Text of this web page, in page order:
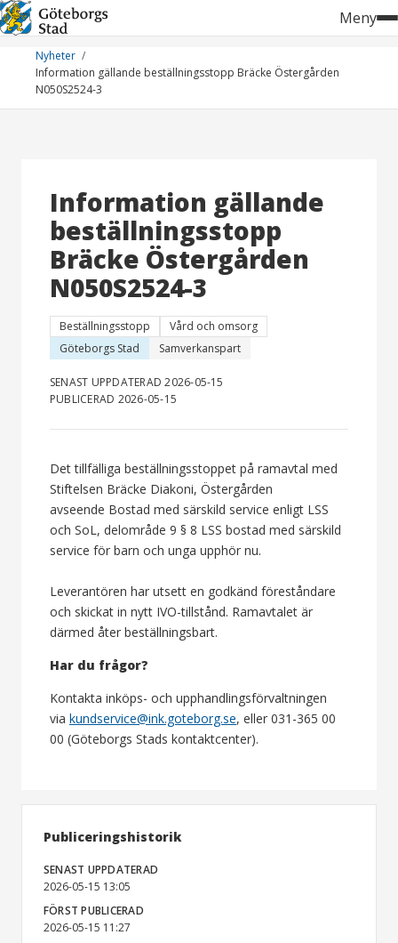
Hoppa
till
innehåll
Meny
Nyheter
Information gällande beställningsstopp Bräcke Östergården
N050S2524-3
Information gällande
beställningsstopp
Bräcke Östergården
N050S2524-3
Beställningsstopp
Vård och omsorg
Göteborgs Stad
Samverkanspart
SENAST UPPDATERAD 2026-05-15
PUBLICERAD 2026-05-15
Det tillfälliga beställningsstoppet på ramavtal med
Stiftelsen Bräcke Diakoni, Östergården
avseende Bostad med särskild service enligt LSS
och SoL, delområde 9 § 8 LSS bostad med särskild
service för barn och unga upphör nu.
Leverantören har utsett en godkänd föreståndare
och skickat in nytt IVO-tillstånd. Ramavtalet är
därmed åter beställningsbart.
Har du frågor?
Kontakta inköps- och upphandlingsförvaltningen
via kundservice@ink.goteborg.se, eller 031-365 00
00 (Göteborgs Stads kontaktcenter).
Publiceringshistorik
SENAST UPPDATERAD
2026-05-15 13:05
FÖRST PUBLICERAD
2026-05-15 11:27